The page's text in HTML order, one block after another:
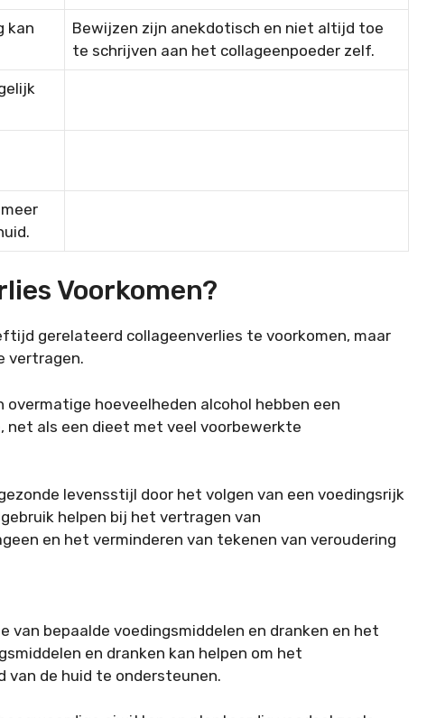
kan
Bewijzen zijn anekdotisch en niet altijd toe
te schrijven aan het collageenpoeder zelf.
Voorkomen?
gerelateerd collageenverlies te voorkomen, maar
vertragen.
hoeveelheden alcohol hebben een
net als een dieet met veel voorbewerkte
levensstijl door het volgen van een voedingsrijk
helpen bij het vertragen van
en het verminderen van tekenen van veroudering
van bepaalde voedingsmiddelen en dranken en het
en dranken kan helpen om het
van de huid te ondersteunen.